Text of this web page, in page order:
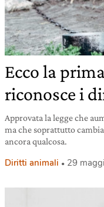
Ecco la
riconosce i
Approvata la legge che
ma che soprattutto
ancora qualcosa.
Diritti animali 29